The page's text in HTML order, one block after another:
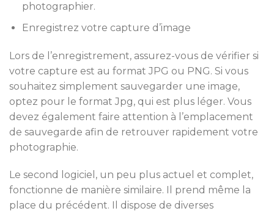
photographier.
Enregistrez votre capture d’image
Lors de l’enregistrement, assurez-vous de vérifier si
votre capture est au format JPG ou PNG. Si vous
souhaitez simplement sauvegarder une image,
optez pour le format Jpg, qui est plus léger. Vous
devez également faire attention à l’emplacement
de sauvegarde afin de retrouver rapidement votre
photographie.
Le second logiciel, un peu plus actuel et complet,
fonctionne de manière similaire. Il prend même la
place du précédent. Il dispose de diverses